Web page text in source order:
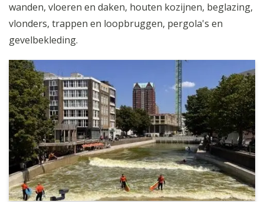
wanden, vloeren en daken, houten kozijnen, beglazing,
vlonders, trappen en loopbruggen, pergola's en
gevelbekleding.